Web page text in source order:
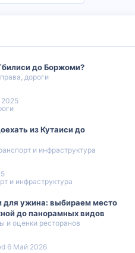
до Боржоми?
дороги
из Кутаиси до
и инфраструктура
и инфраструктура
для ужина: выбираем место
до панорамных видов
и оценки ресторанов
6 Май 2026